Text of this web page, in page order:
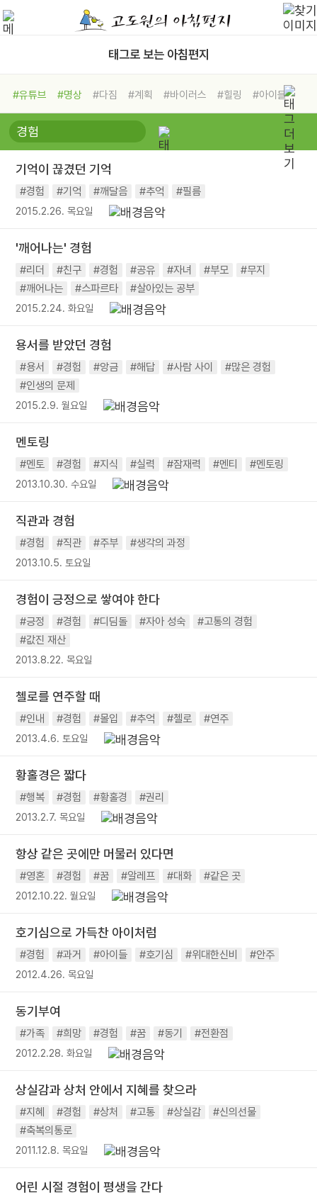
태그로 보는 아침편지
#유튜브 #명상 #다짐 #계획 #바이러스 #힐링
#아이들
#비전캠프
#독서캠프 #삶
#희망
#나눔 #친구 #링컨학교
#독서
#건강 #면역력
기억이 끊겼던 기억
#경험 #기억 #깨달음 #추억 #필름
2015.2.26. 목요일
'깨어나는' 경험
#리더 #친구 #경험 #공유 #자녀 #부모
#무지
#깨어나는
#스파르타 #살아있는 공부
2015.2.24. 화요일
용서를 받았던 경험
#용서 #경험 #앙금 #해답 #사람 사이
#많은 경험
#인생의 문제
2015.2.9. 월요일
멘토링
#멘토 #경험 #지식 #실력 #잠재력 #멘티 #멘토링
2013.10.30. 수요일
직관과 경험
#경험 #직관 #주부 #생각의 과정
2013.10.5. 토요일
경험이 긍정으로 쌓여야 한다
#긍정 #경험 #디딤돌 #자아 성숙
#고통의 경험
#값진 재산
2013.8.22. 목요일
첼로를 연주할 때
#인내 #경험 #몰입 #추억 #첼로 #연주
2013.4.6. 토요일
황홀경은 짧다
#행복 #경험 #황홀경 #권리
2013.2.7. 목요일
항상 같은 곳에만 머물러 있다면
#영혼 #경험 #꿈 #알레프 #대화 #같은 곳
2012.10.22. 월요일
호기심으로 가득찬 아이처럼
#경험 #과거 #아이들 #호기심 #위대한신비 #안주
2012.4.26. 목요일
동기부여
#가족 #희망 #경험 #꿈 #동기 #전환점
2012.2.28. 화요일
상실감과 상처 안에서 지혜를 찾으라
#지혜 #경험 #상처 #고통 #상실감
#신의선물
#축복의통로
2011.12.8. 목요일
어린 시절 경험이 평생을 간다